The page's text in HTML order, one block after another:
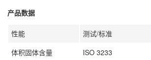
产品数据
性能
测试/标准
体积固体含量
ISO 3233